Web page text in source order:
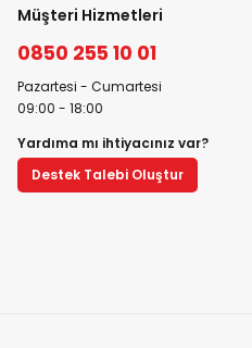
Müşteri Hizmetleri
0850 255 10 01
Pazartesi - Cumartesi
09:00 - 18:00
Yardıma mı ihtiyacınız var?
Destek Talebi Oluştur